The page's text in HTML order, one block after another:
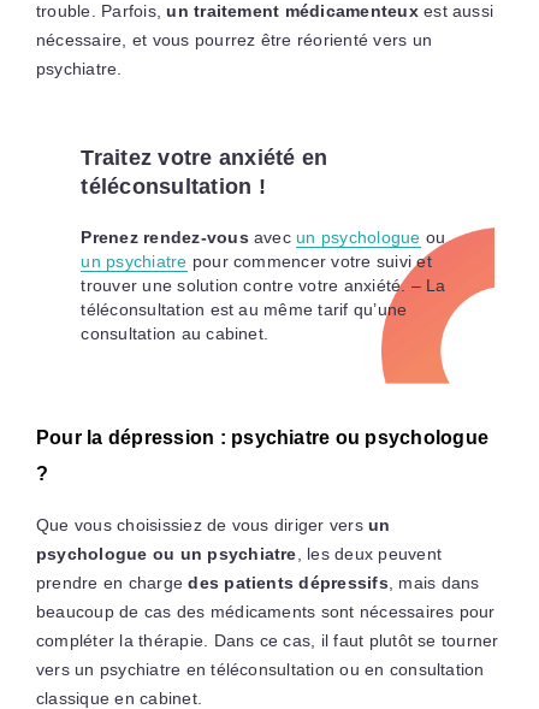
trouble. Parfois,un traitement médicamenteuxest aussi
nécessaire, et vous pourrez être réorienté vers un
psychiatre.
Traitez votre anxiété en
téléconsultation !
Prenez rendez-vous avec un psychologue ou
un psychiatre pour commencer votre suivi et
trouver une solution contre votre anxiété. – La
téléconsultation est au même tarif qu’une
consultation au cabinet.
Pour la dépression : psychiatre ou psychologue
?
Que vous choisissiez de vous diriger versun
psychologue ou un psychiatre , les deux peuvent
prendre en chargedes patients dépressifs , mais dans
beaucoup de cas des médicaments sont nécessaires pour
compléter la thérapie. Dans ce cas, il faut plutôt se tourner
vers un psychiatre en téléconsultation ou en consultation
classique en cabinet.